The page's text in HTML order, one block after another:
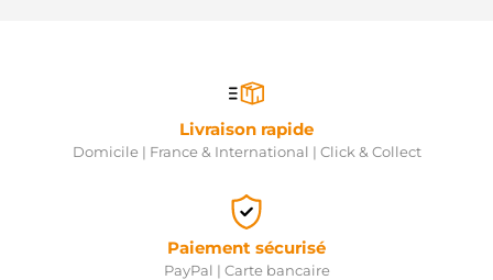
Livraison rapide
Domicile | France & International | Click & Collect
Paiement sécurisé
PayPal | Carte bancaire